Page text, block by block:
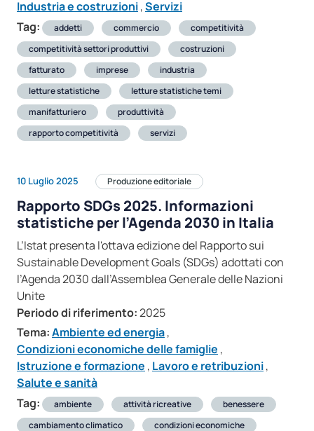
Industria e costruzioni,Servizi
Tag:
addetti commercio
competitività
competitività settori produttivi
costruzioni
fatturato
imprese
industria
letture statistiche
letture statistiche temi
manifatturiero
produttività
rapporto competitività
servizi
10 Luglio 2025 Produzione editoriale
Rapporto SDGs 2025. Informazioni
statistiche per l’Agenda 2030 in Italia
L’Istat presenta l'ottava edizione del Rapporto sui
Sustainable Development Goals (SDGs) adottati con
l’Agenda 2030 dall’Assemblea Generale delle Nazioni
Unite
Periodo di riferimento:2025
Tema:Ambiente ed energia,
Condizioni economiche delle famiglie ,
Istruzione e formazione , Lavoro e retribuzioni,
Salute e sanità
Tag:
ambiente attività ricreative
benessere
cambiamento climatico
condizioni economiche